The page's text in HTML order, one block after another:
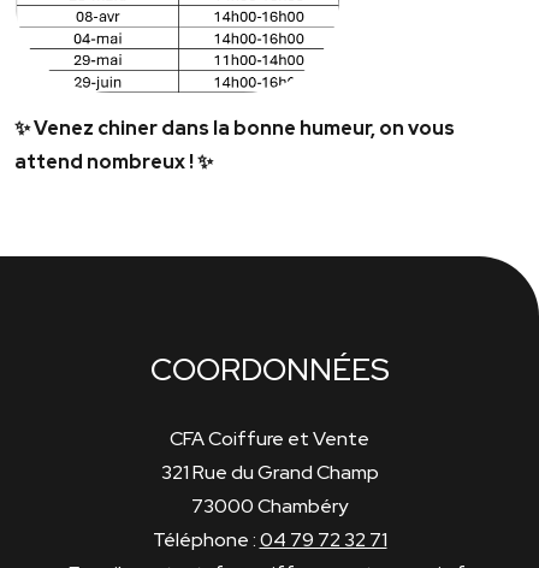
✨ Venez chiner dans la bonne humeur, on vous
attend nombreux ! ✨
COORDONNÉES
CFA Coiffure et Vente
321 Rue du Grand Champ
73000 Chambéry
Téléphone :04 79 72 32 71